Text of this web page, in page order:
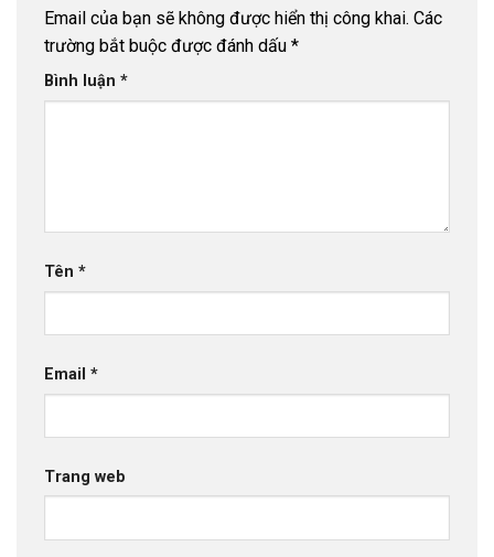
Email của bạn sẽ không được hiển thị công khai. Các
trường bắt buộc được đánh dấu *
Bình luận *
Tên *
Email *
Trang web